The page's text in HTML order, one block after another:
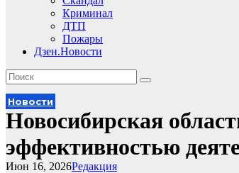
Криминал
ДТП
Пожары
Дзен.Новости
Новости
Новосибирская
эффективностью
Редакция
Июн 16, 2026